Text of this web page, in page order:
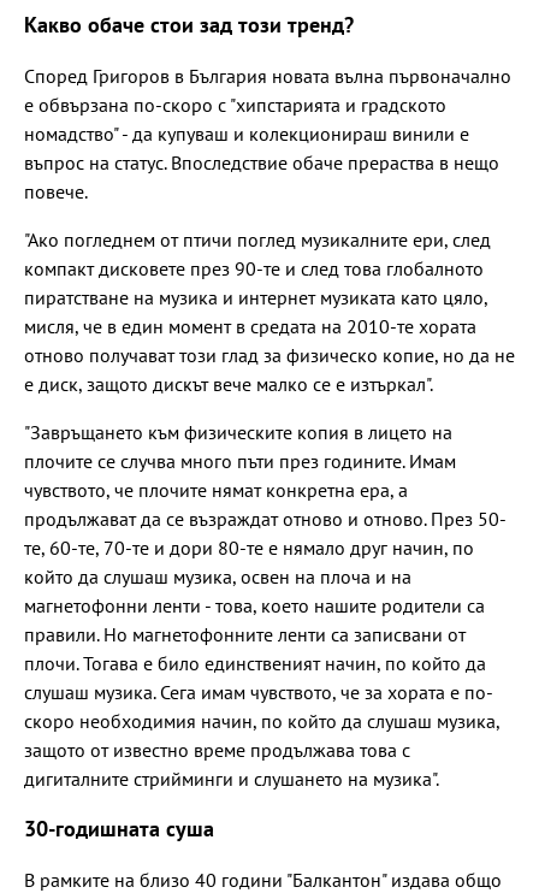
Какво обаче стои зад този тренд?
Според Григоров в България новата вълна първоначално
е обвързана по-скоро с "хипстарията и градското
номадство" - да купуваш и колекционираш винили е
въпрос на статус. Впоследствие обаче прераства в нещо
повече.
"Ако погледнем от птичи поглед музикалните ери, след
компакт дисковете през 90-те и след това глобалното
пиратстване на музика и интернет музиката като цяло,
мисля, че в един момент в средата на 2010-те хората
отново получават този глад за физическо копие, но да не
е диск, защото дискът вече малко се е изтъркал".
"Завръщането към физическите копия в лицето на
плочите се случва много пъти през годините. Имам
чувството, че плочите нямат конкретна ера, а
продължават да се възраждат отново и отново. През 50-
те, 60-те, 70-те и дори 80-те е нямало друг начин, по
който да слушаш музика, освен на плоча и на
магнетофонни ленти - това, което нашите родители са
правили. Но магнетофонните ленти са записвани от
плочи. Тогава е било единственият начин, по който да
слушаш музика. Сега имам чувството, че за хората е по-
скоро необходимия начин, по който да слушаш музика,
защото от известно време продължава това с
дигиталните стрийминги и слушането на музика".
30-годишната суша
В рамките на близо 40 години "Балкантон" издава общо